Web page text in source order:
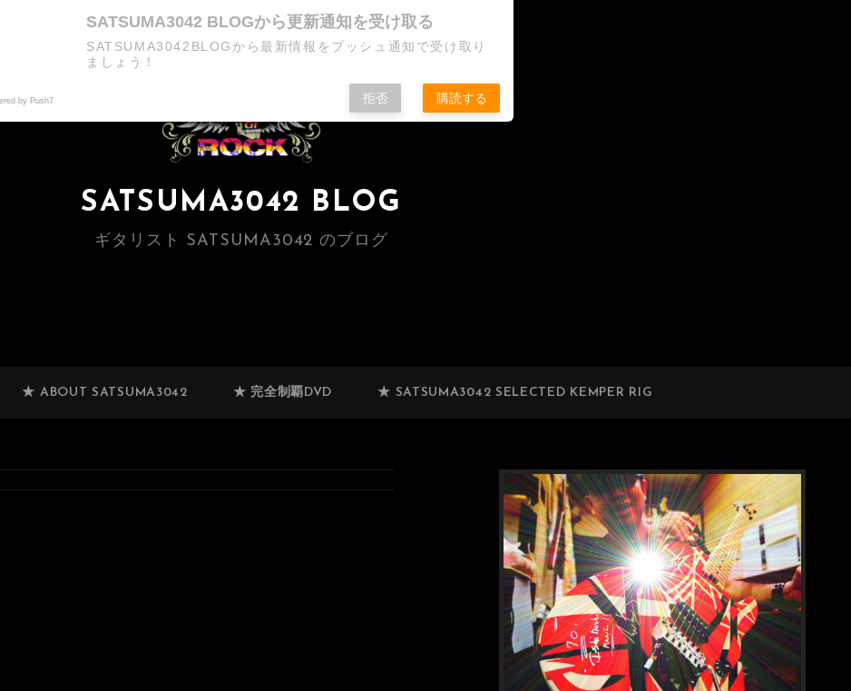
SATSUMA3042 BLOG
ギタリスト SATSUMA3042 のブログ
★ ABOUT SATSUMA3042 ★ 完全制覇DVD ★ SATSUMA3042 SELECTED KEMPER RIG
SATSUMA3042 BLOGから更新通知を受け取る
SATSUMA3042BLOGから最新情報をプッシュ通知で受け取り
ましょう！
by Push7 拒否 購読する